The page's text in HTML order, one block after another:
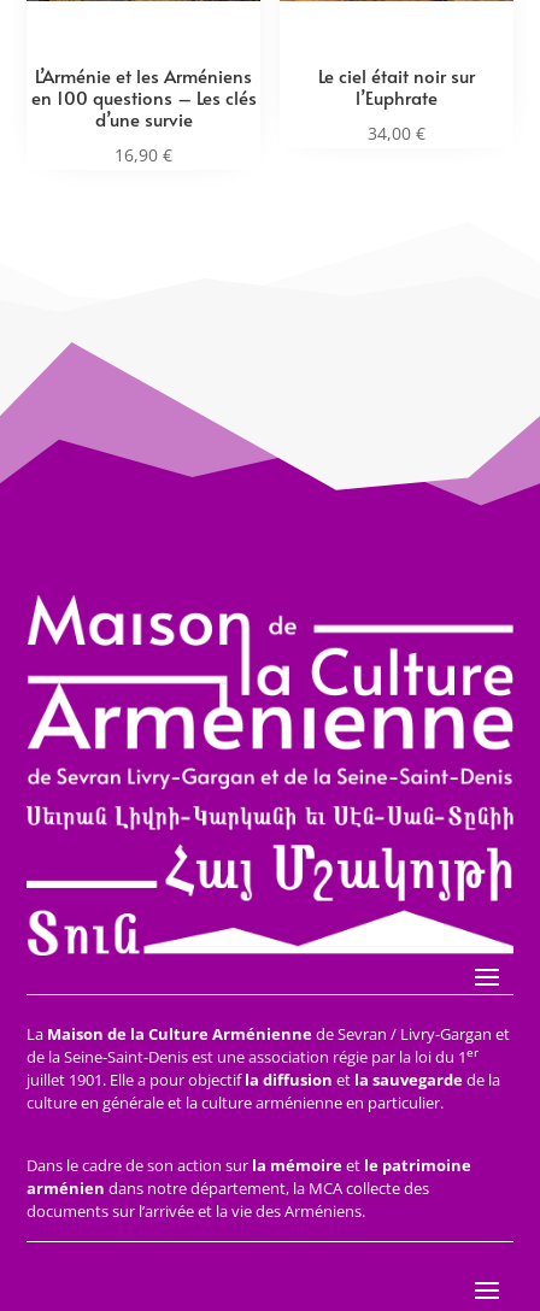
L’Arménie et les Arméniens
en 100 questions – Les clés
d’une survie
16,90€
Le ciel était noir sur
l’Euphrate
34,00 €
La Maison de la Culture Arméniennede Sevran / Livry-Gargan et
de la Seine-Saint-Denis est une association régie par la loi du 1er
juillet 1901. Elle a pour objectifla diffusion et la sauvegardede la
culture en générale et la culture arménienne en particulier.
Dans le cadre de son action sur la mémoireet le patrimoine
arménien dans notre département, la MCA collecte des
documents sur l’arrivée et la vie des Arméniens.